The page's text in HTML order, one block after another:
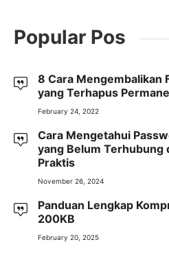
Popular Pos
8 Cara Mengembalikan
yang Terhapus
February 24, 2022
Cara Mengetahui
yang Belum Terhubung
Praktis
November 26, 2024
Panduan Lengkap
200KB
February 20, 2025